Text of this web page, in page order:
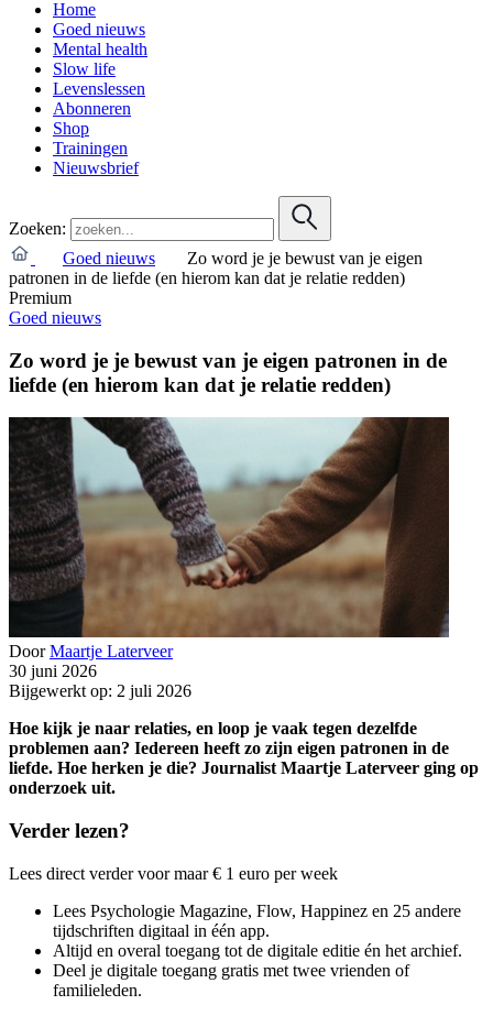
Home
Goed nieuws
Mental health
Slow life
Levenslessen
Abonneren
Shop
Trainingen
Nieuwsbrief
Zoeken:
Goed nieuws
Zo word je je bewust van je eigen
patronen in de liefde (en hierom kan dat je relatie redden)
Premium
Goed nieuws
Zo word je je bewust van je eigen patronen in de
liefde (en hierom kan dat je relatie redden)
Door Maartje Laterveer
30 juni 2026
Bijgewerkt op: 2 juli 2026
Hoe kijk je naar relaties, en loop je vaak tegen dezelfde
problemen aan? Iedereen heeft zo zijn eigen patronen in de
liefde. Hoe herken je die? Journalist Maartje Laterveer ging op
onderzoek uit.
Verder lezen?
Lees direct verder voor maar € 1 euro per week
Lees Psychologie Magazine, Flow, Happinez en 25 andere
tijdschriften digitaal in één app.
Altijd en overal toegang tot de digitale editie én het archief.
Deel je digitale toegang gratis met twee vrienden of
familieleden.